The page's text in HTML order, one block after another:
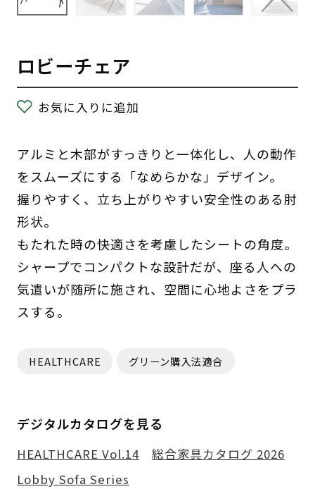
ロビーチェア
お気に入りに追加
アルミと木部がすっきりと一体化し、人の動作
をスムーズにする「なめらかな」デザイン。
握りやすく、立ち上がりやすい安全性のある肘
形状。
もたれた時の快適さを考慮したシートの角度。
シャープでコンパクトな設計だが、座る人への
気遣いが随所に施され、空間に心地よさをプラ
スする。
HEALTHCARE グリーン購入法適合
デジタルカタログを見る
HEALTHCARE Vol.14
総合家具カタログ 2026
Lobby Sofa Series